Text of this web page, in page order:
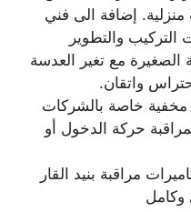
منزلية. إضافة الى فني
التركيب والتطوير
الصغيرة مع تغير العدسة
واتقان.
مخفية خاصة بالشركات
حركة الدخول أو
مراقبة بنيد القار
وكامل